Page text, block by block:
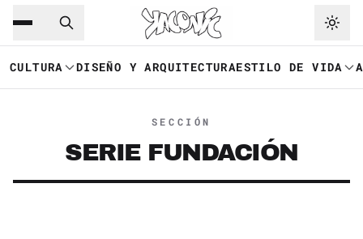
Saltar al contenido principal
CULTURA DISEÑO Y ARQUITECTURAESTILO DE VIDA
SECCIÓN
SERIE FUNDACIÓN